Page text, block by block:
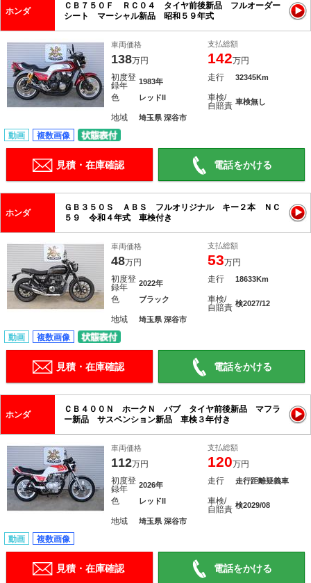
ホンダ
ＣＢ７５０Ｆ ＲＣ０４ タイヤ前後新品 フルオーダー
シート マーシャル新品 昭和５９年式
車両価格
138万円
支払総額
142万円
初度登
録年
1983年 走行 32345Km
色 レッドII
車検/
自賠責 車検無し
地域 埼玉県 深谷市
動画 複数画像
見積・在庫確認 電話をかける
ホンダ
ＧＢ３５０Ｓ ＡＢＳ フルオリジナル キー２本 ＮＣ
５９ 令和４年式 車検付き
車両価格
48万円
支払総額
53万円
初度登
録年
2022年 走行 18633Km
色 ブラック
車検/
自賠責 検2027/12
地域 埼玉県 深谷市
動画 複数画像
見積・在庫確認 電話をかける
ホンダ
ＣＢ４００Ｎ ホークＮ バブ タイヤ前後新品 マフラ
ー新品 サスペンション新品 車検３年付き
車両価格
112万円
支払総額
120万円
初度登
録年
2026年 走行 走行距離疑義車
色 レッドII
車検/
自賠責 検2029/08
地域 埼玉県 深谷市
動画 複数画像
見積・在庫確認 電話をかける